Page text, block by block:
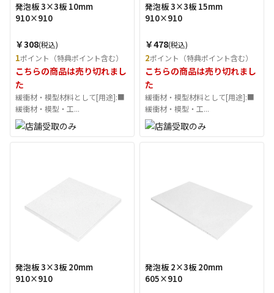
発泡板 3×3板 10mm
910×910
￥308(税込)
1ポイント（特典ポイント含む）
こちらの商品は売り切れまし
た
緩衝材・模型材料として[用途]:■
緩衝材・模型・工...
発泡板 3×3板 15mm
910×910
￥478(税込)
2ポイント（特典ポイント含む）
こちらの商品は売り切れまし
た
緩衝材・模型材料として[用途]:■
緩衝材・模型・工...
発泡板 3×3板 20mm
910×910
発泡板 2×3板 20mm
605×910